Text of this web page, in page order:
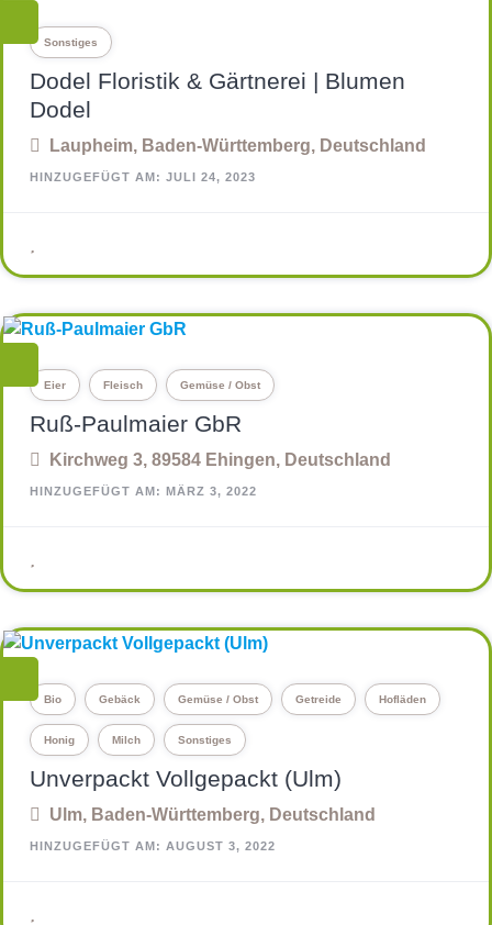
Sonstiges
Dodel Floristik & Gärtnerei | Blumen
Dodel
Laupheim, Baden-Württemberg, Deutschland
HINZUGEFÜGT AM: JULI 24, 2023
Eier Fleisch Gemüse / Obst
Ruß-Paulmaier GbR
Kirchweg 3, 89584 Ehingen, Deutschland
HINZUGEFÜGT AM: MÄRZ 3, 2022
Bio Gebäck Gemüse / Obst Getreide Hofläden
Honig Milch Sonstiges
Unverpackt Vollgepackt (Ulm)
Ulm, Baden-Württemberg, Deutschland
HINZUGEFÜGT AM: AUGUST 3, 2022